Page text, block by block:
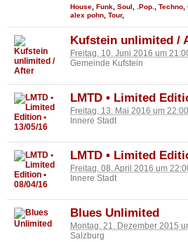
House Funk Soul .Pop. Techno
alex pohn Tour,
Kufstein unlimited /
Freitag, 10. Juni 2016 um
Gemeinde Kufstein
LMTD • Limited
Freitag, 13. Mai 2016 um 22:00
Innere Stadt
LMTD • Limited
Freitag, 08. April 2016 um
Innere Stadt
Blues Unlimited
Montag, 21. Dezember 2015
Salzburg